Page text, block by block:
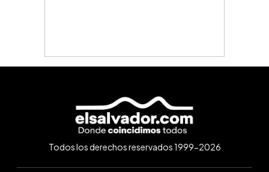
Todos los derechos reservados 1999-2026